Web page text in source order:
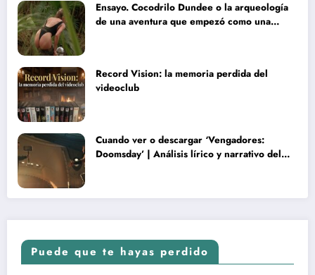
Ensayo. Cocodrilo Dundee o la arqueología
de una aventura que empezó como una
Record Vision: la memoria perdida del
videoclub
Cuando ver o descargar ‘Vengadores:
Doomsday’ | Análisis lírico y narrativo del
Puede que te hayas perdido